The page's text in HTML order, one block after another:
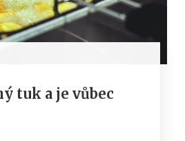
tuk a je vůbec